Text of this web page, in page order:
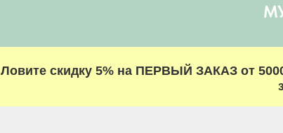
Ловите скидку 5% на ПЕРВЫЙ ЗАКАЗ от